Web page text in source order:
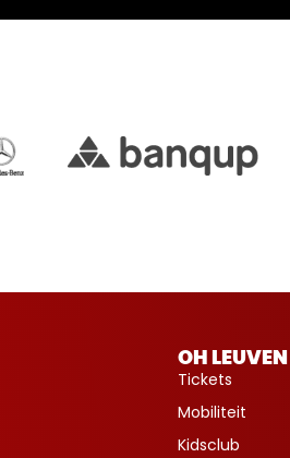
OH LEUVEN
Tickets
Mobiliteit
Kidsclub